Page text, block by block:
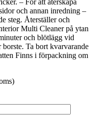
och annan inredning –
steg. Återställer och
Multi Cleaner på ytan
och blötlägg vid
Ta bort kvarvarande
Finns i förpackning om